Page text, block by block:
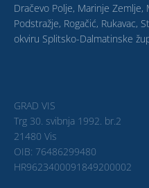
Dračevo Polje, Marinje Zemlje,
Podstražje, Rogačić, Rukavac,
okviru Splitsko-Dalmatinske
GRAD VIS
Trg 30. svibnja 1992. br.2
21480 Vis
OIB:
HR9623400091849200002